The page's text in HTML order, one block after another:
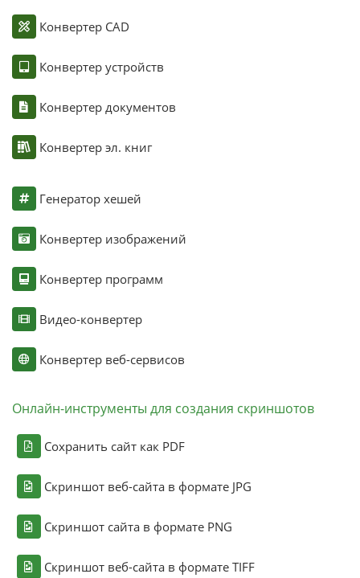
Конвертер CAD
Конвертер устройств
Конвертер документов
Конвертер эл. книг
Генератор хешей
Конвертер изображений
Конвертер программ
Видео-конвертер
Конвертер веб-сервисов
Онлайн-инструменты для создания скриншотов
Сохранить сайт как PDF
Скриншот веб-сайта в формате JPG
Скриншот сайта в формате PNG
Скриншот веб-сайта в формате TIFF